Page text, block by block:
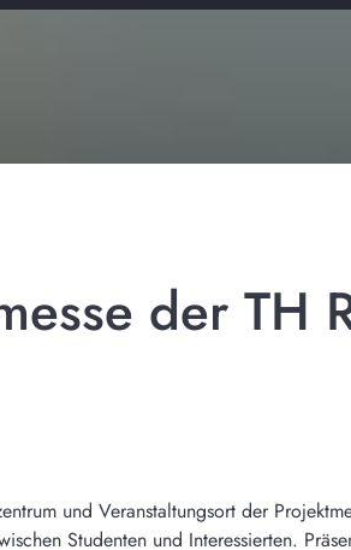
der TH
und Veranstaltungsort der
Studenten und Interessierten.